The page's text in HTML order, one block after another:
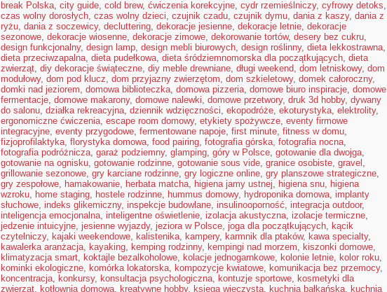
break Polska, city guide, cold brew, ćwiczenia korekcyjne, cydr rzemieślniczy, cyfrowy detoks,
czas wolny dorosłych, czas wolny dzieci, czujnik czadu, czujnik dymu, dania z kaszy, dania z
ryżu, dania z soczewicy, decluttering, dekoracje jesienne, dekoracje letnie, dekoracje
sezonowe, dekoracje wiosenne, dekoracje zimowe, dekorowanie tortów, desery bez cukru,
design funkcjonalny, design lamp, design mebli biurowych, design roślinny, dieta lekkostrawna,
dieta przeciwzapalna, dieta pudełkowa, dieta śródziemnomorska dla początkujących, dieta
zwierząt, diy dekoracje świąteczne, diy meble drewniane, długi weekend, dom letniskowy, dom
modułowy, dom pod klucz, dom przyjazny zwierzętom, dom szkieletowy, domek całoroczny,
domki nad jeziorem, domowa biblioteczka, domowa pizzeria, domowe biuro inspiracje, domowe
fermentacje, domowe makarony, domowe nalewki, domowe przetwory, druk 3d hobby, dywany
do salonu, działka rekreacyjna, dziennik wdzięczności, ekopodróże, ekoturystyka, elektrolity,
ergonomiczne ćwiczenia, escape room domowy, etykiety spożywcze, eventy firmowe
integracyjne, eventy przygodowe, fermentowane napoje, first minute, fitness w domu,
fizjoprofilaktyka, florystyka domowa, food pairing, fotografia górska, fotografia nocna,
fotografia podróżnicza, garaż podziemny, glamping, góry w Polsce, gotowanie dla dwojga,
gotowanie na ognisku, gotowanie rodzinne, gotowanie sous vide, granice osobiste, gravel ,
grillowanie sezonowe, gry karciane rodzinne, gry logiczne online, gry planszowe strategiczne,
gry zespołowe, hamakowanie, herbata matcha, higiena jamy ustnej, higiena snu, higiena
wzroku, home staging, hostele rodzinne, hummus domowy, hydroponika domowa, implanty
słuchowe, indeks glikemiczny, inspekcje budowlane, insulinooporność, integracja outdoor,
inteligencja emocjonalna, inteligentne oświetlenie, izolacja akustyczna, izolacje termiczne,
jedzenie intuicyjne, jesienne wyjazdy, jeziora w Polsce, joga dla początkujących, kącik
czytelniczy, kajaki weekendowe, kalistenika, kampery, karmnik dla ptaków, kawa specialty,
kawalerka aranżacja, kayaking, kemping rodzinny, kempingi nad morzem, kiszonki domowe,
klimatyzacja smart, koktajle bezalkoholowe, kolacje jednogarnkowe, kolonie letnie, kolor roku,
kominki ekologiczne, komórka lokatorska, kompozycje kwiatowe, komunikacja bez przemocy,
koncentracja, konkursy, konsultacja psychologiczna, kontuzje sportowe, kosmetyki dla
zwierząt, kotłownia domowa, kreatywne hobby, księga wieczysta, kuchnia bałkańska, kuchnia